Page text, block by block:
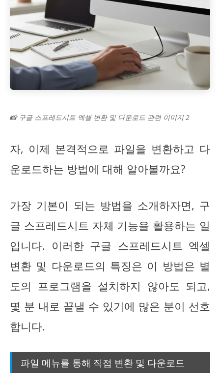
📸 구글 스프레드시트 엑셀 변환 및 다운로드 관련 이미지 2
자, 이제 본격적으로 파일을 변환하고 다
운로드하는 방법에 대해 알아볼까요?
가장 기본이 되는 방법을 소개하자면, 구
글 스프레드시트 자체 기능을 활용하는 일
입니다. 이러한 구글 스프레드시트 엑셀
변환 및 다운로드의 특징은 이 방법은 별
도의 프로그램을 설치하지 않아도 되고,
몇 분 내로 끝낼 수 있기에 많은 분이 선호
합니다.
파일 메뉴를 통해 직접 변환 및 다운로드